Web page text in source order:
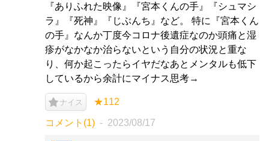
『ありふれた映像』『宮本くんの手』『シュマシ
ラ』『死神』『じぶんち』など。 特に『宮本くん
の手』なんか丁度今コロナ後遺症なのか頭痛と湿
疹がなかなか治らないという自分の状況と重な
り、何か起こったらイヤだなあとメンタルも低下
しているから余計にマイナス思考→
ナイス ★112
コメント(1) 2023/08/17